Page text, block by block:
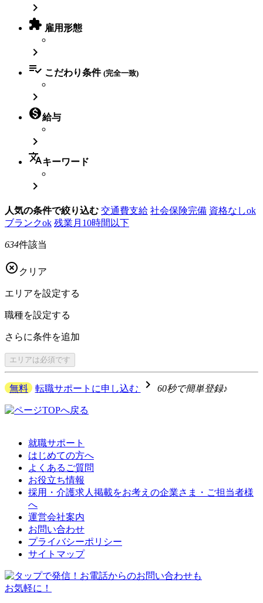

 雇用形態

 こだわり条件 (完全一致)

給与

translateキーワード

人気の条件で絞り込む 交通費支給 社会保険完備 資格なしok
ブランクok 残業月10時間以下
634件該当
 クリア
エリアを設定する
職種を設定する
さらに条件を追加
エリアは必須です
無料 転職サポートに申し込む navigate_next 60秒で簡単登録♪
就職サポート
はじめての方へ
よくあるご質問
お役立ち情報
採用・介護求人掲載をお考えの企業さま・ご担当者様
へ
運営会社案内
お問い合わせ
プライバシーポリシー
サイトマップ